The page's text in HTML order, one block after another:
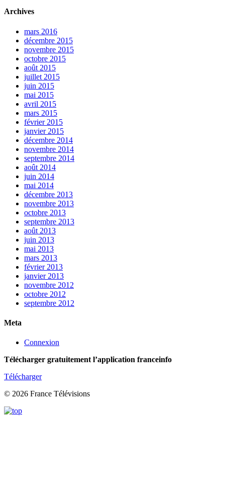
Archives
mars 2016
décembre 2015
novembre 2015
octobre 2015
août 2015
juillet 2015
juin 2015
mai 2015
avril 2015
mars 2015
février 2015
janvier 2015
décembre 2014
novembre 2014
septembre 2014
août 2014
juin 2014
mai 2014
décembre 2013
novembre 2013
octobre 2013
septembre 2013
août 2013
juin 2013
mai 2013
mars 2013
février 2013
janvier 2013
novembre 2012
octobre 2012
septembre 2012
Meta
Connexion
Télécharger gratuitement l’application franceinfo
Télécharger
© 2026 France Télévisions